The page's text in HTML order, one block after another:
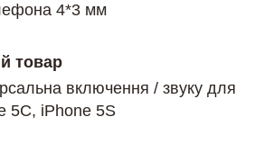
4*3 мм
товар
включення / звуку для
5C, iPhone 5S